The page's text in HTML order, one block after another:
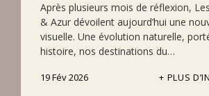
Après plusieurs mois de réflexion,
& Azur dévoilent aujourd’hui une
visuelle. Une évolution naturelle,
histoire, nos destinations du…
19 Fév 2026 PLUS